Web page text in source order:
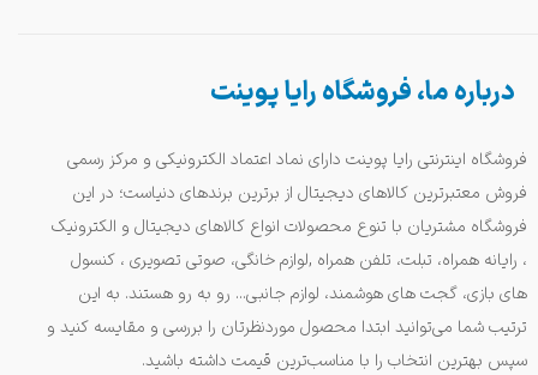
درباره ما، فروشگاه رایا پوینت
فروشگاه اینترنتی رایا پوینت دارای نماد اعتماد الکترونیکی و مرکز رسمی
فروش معتبرترین کالاهای دیجیتال از برترین برندهای دنیاست؛ در این
فروشگاه مشتریان با تنوع محصولات انواع کالاهای دیجیتال و الکترونیک
، رایانه همراه، تبلت، تلفن همراه ,لوازم خانگی، صوتی تصویری ، کنسول
های بازی، گجت های هوشمند، لوازم جانبی... رو به رو هستند. به این
ترتیب شما می‌توانید ابتدا محصول موردنظرتان را بررسی و مقایسه کنید و
سپس بهترین انتخاب را با مناسب‌ترین قیمت داشته باشید.